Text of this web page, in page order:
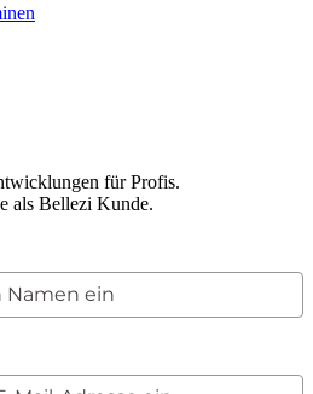
für Profis.
als Bellezi Kunde.